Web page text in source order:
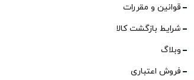
قوانین و مقررات
شرایط بازگشت کالا
وبلاگ
فروش اعتباری